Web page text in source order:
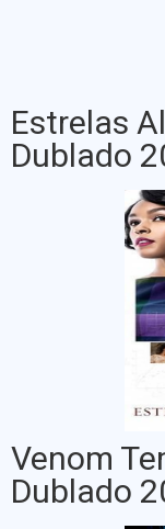
Estrelas
Dublado
Venom
Dublado